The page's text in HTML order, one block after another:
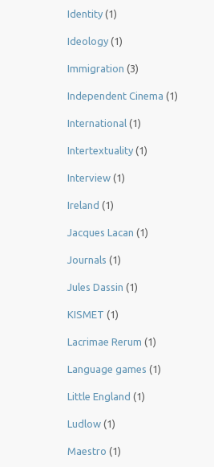
Identity (1)
Ideology (1)
Immigration (3)
Independent Cinema (1)
International (1)
Intertextuality (1)
Interview (1)
Ireland (1)
Jacques Lacan (1)
Journals (1)
Jules Dassin (1)
KISMET (1)
Lacrimae Rerum (1)
Language games (1)
Little England (1)
Ludlow (1)
Maestro (1)